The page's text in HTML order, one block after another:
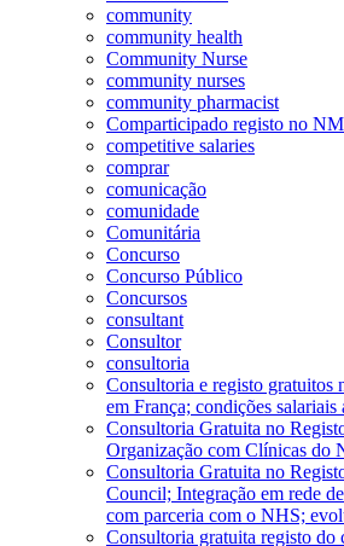
community
community health
Community Nurse
community nurses
community pharmacist
Comparticipado registo no
competitive salaries
comprar
comunicação
comunidade
Comunitária
Concurso
Concurso Público
Concursos
consultant
Consultor
consultoria
Consultoria e registo gratuitos
em França; condições salariais
Consultoria Gratuita no
Organização com Clínicas do
Consultoria Gratuita no
Council; Integração em rede
com parceria com o NHS;
Consultoria gratuita registo do